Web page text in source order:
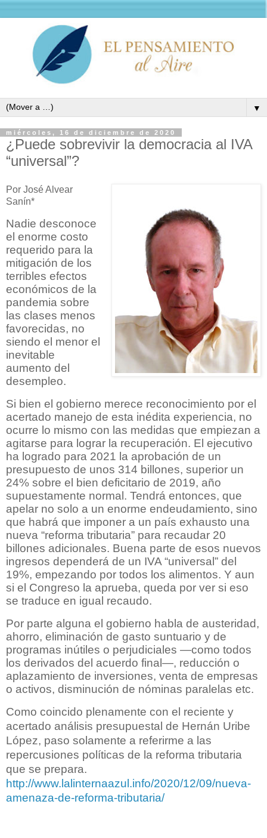
▼
miércoles, 16 de diciembre de 2020
¿Puede sobrevivir la democracia al IVA
“universal”?
Por José Alvear
Sanín*
Nadie desconoce
el enorme costo
requerido para la
mitigación de los
terribles efectos
económicos de la
pandemia sobre
las clases menos
favorecidas, no
siendo el menor el
inevitable
aumento del
desempleo.
Si bien el gobierno merece reconocimiento por el
acertado manejo de esta inédita experiencia, no
ocurre lo mismo con las medidas que empiezan a
agitarse para lograr la recuperación. El ejecutivo
ha logrado para 2021 la aprobación de un
presupuesto de unos 314 billones, superior un
24% sobre el bien deficitario de 2019, año
supuestamente normal. Tendrá entonces, que
apelar no solo a un enorme endeudamiento, sino
que habrá que imponer a un país exhausto una
nueva “reforma tributaria” para recaudar 20
billones adicionales. Buena parte de esos nuevos
ingresos dependerá de un IVA “universal” del
19%, empezando por todos los alimentos. Y aun
si el Congreso la aprueba, queda por ver si eso
se traduce en igual recaudo.
Por parte alguna el gobierno habla de austeridad,
ahorro, eliminación de gasto suntuario y de
programas inútiles o perjudiciales —como todos
los derivados del acuerdo final—, reducción o
aplazamiento de inversiones, venta de empresas
o activos, disminución de nóminas paralelas etc.
Como coincido plenamente con el reciente y
acertado análisis presupuestal de Hernán Uribe
López, paso solamente a referirme a las
repercusiones políticas de la reforma tributaria
que se prepara.
http://www.lalinternaazul.info/2020/12/09/nueva-
amenaza-de-reforma-tributaria/